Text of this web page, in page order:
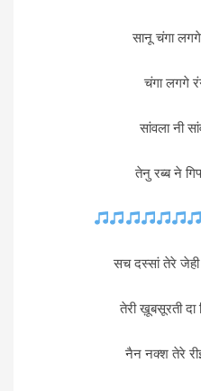
सानू चंगा
चंगा लगगे
सांवला नी
तेनु रब्ब ने
सच दस्सां तेरे जेही
तेरी ख़ूबसूरती दा
नैन नक्श तेरे